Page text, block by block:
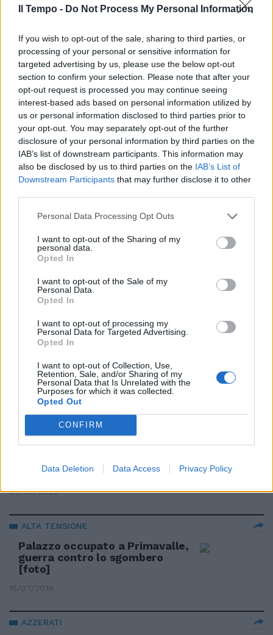
Il Tempo - Do Not Process My Personal Information
If you wish to opt-out of the sale, sharing to third parties, or
processing of your personal or sensitive information for
targeted advertising by us, please use the below opt-out
section to confirm your selection. Please note that after your
opt-out request is processed you may continue seeing
interest-based ads based on personal information utilized by
us or personal information disclosed to third parties prior to
your opt-out. You may separately opt-out of the further
disclosure of your personal information by third parties on the
IAB’s list of downstream participants. This information may
also be disclosed by us to third parties on the IAB’s List of
Downstream Participants that may further disclose it to other
Personal Data Processing Opt Outs
I want to opt-out of the Sharing of my
personal data.
Opted In
I want to opt-out of the Sale of my
Personal Data.
Opted In
I want to opt-out of processing my
Personal Data for Targeted Advertising.
Opted In
I want to opt-out of Collection, Use,
Retention, Sale, and/or Sharing of my
Personal Data that Is Unrelated with the
Purposes for which it was collected.
Opted Out
CONFIRM
Data Deletion Data Access Privacy Policy
e la panchina dell'omicidio
09/11/2020
LA BONIFICA
Sgomberati dal Foro Italico: via il
campo rom
11/08/2020
IL CASO
Blitz a Tor Tre Teste, palazzina
sgomberata. L'annuncio del
TENSIONE ALL'ESQUILINO
Sfratto notificato a CasaPound
11/06/2020
PALAZZO OCCUPATO
Roma". Raggi e Castelli esultano,
ma è giallo
03/06/2020
TIBURTINO III
Via del Frantoio, sgomberato
l'ex centro immigrati occupato
tra gli applausi
02/06/2020
ALTA TENSIONE
Palazzo occupato a Primavalle,
guerra contro lo sgombero
[foto]
15/07/2019
AZZERATI